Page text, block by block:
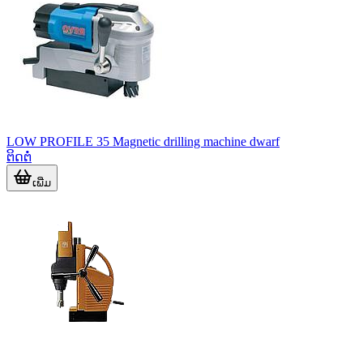
LOW PROFILE 35 Magnetic drilling machine dwarf
ຕິດຕໍ່
ເພີ່ມ